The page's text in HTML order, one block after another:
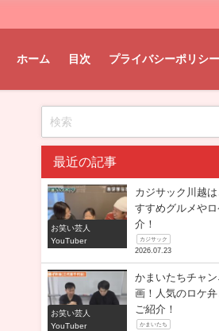
ホーム 目次 プライバシーポリシー
最近の記事
お笑い芸人
YouTuber
カジサック川越
すすめグルメや
介！
カジサック
2026.07.23
お笑い芸人
YouTuber
かまいたちチャ
画！人気のロケ
ご紹介！
かまいたち